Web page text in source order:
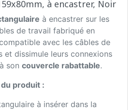
à encastrer, Noir
à encastrer sur les
de travail fabriqué en
avec les câbles de
et dissimule leurs connexions
son couvercle rabattable.
produit :
à insérer dans la